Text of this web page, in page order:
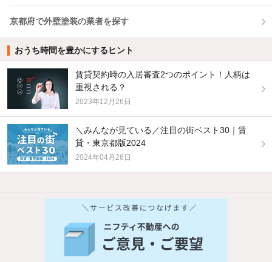
京都府で外壁塗装の業者を探す
おうち時間を豊かにするヒント
賃貸契約時の入居審査2つのポイント！人柄は
重視される？
2023年12月26日
＼みんなが見ている／注目の街ベスト30｜賃
貸・東京都版2024
2024年04月26日
他の人はこんな条件で絞り込んでいます！
バス・トイレ別 2階以上